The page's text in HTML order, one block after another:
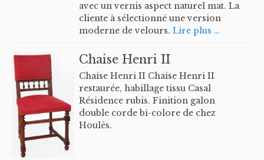
avec un vernis aspect naturel mat. La
cliente à sélectionné une version
moderne de velours.Lire plus …
Chaise Henri II
Chaise Henri II Chaise Henri II
restaurée, habillage tissu Casal
Résidence rubis. Finition galon
double corde bi-colore de chez
Houlès.